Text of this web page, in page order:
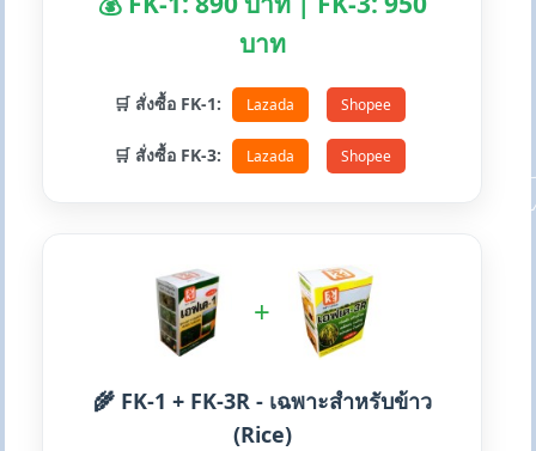
บาท
🛒 สั่งซื้อ FK-1: Lazada Shopee
🛒 สั่งซื้อ FK-3: Lazada Shopee
+
🌾 FK-1 + FK-3R - เฉพาะสำหรับข้าว
(Rice)